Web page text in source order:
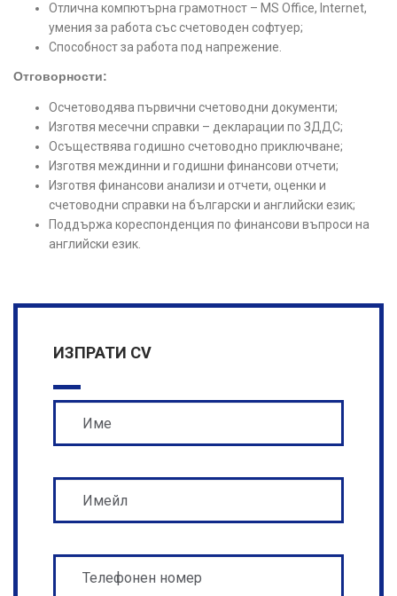
Отлична компютърна грамотност – MS Office, Internet,
умения за работа със счетоводен софтуер;
Способност за работа под напрежение.
Отговорности:
Осчетоводява първични счетоводни документи;
Изготвя месечни справки – декларации по ЗДДС;
Осъществява годишно счетоводно приключване;
Изготвя междинни и годишни финансови отчети;
Изготвя финансови анализи и отчети, оценки и
счетоводни справки на български и английски език;
Поддържа кореспонденция по финансови въпроси на
английски език.
ИЗПРАТИ CV